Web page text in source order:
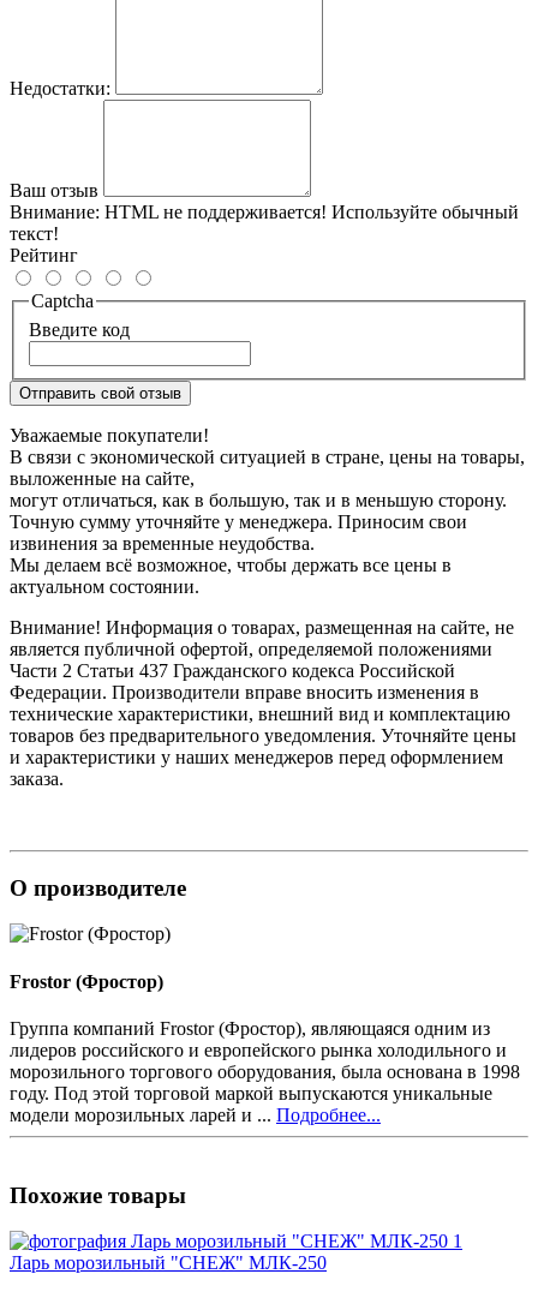
Недостатки:
Ваш отзыв
Внимание: HTML не поддерживается! Используйте обычный
текст!
Рейтинг
Captcha
Введите код
Отправить свой отзыв
Уважаемые покупатели!
В связи с экономической ситуацией в стране, цены на товары,
выложенные на сайте,
могут отличаться, как в большую, так и в меньшую сторону.
Точную сумму уточняйте у менеджера. Приносим свои
извинения за временные неудобства.
Мы делаем всё возможное, чтобы держать все цены в
актуальном состоянии.
Внимание! Информация о товарах, размещенная на сайте, не
является публичной офертой, определяемой положениями
Части 2 Статьи 437 Гражданского кодекса Российской
Федерации. Производители вправе вносить изменения в
технические характеристики, внешний вид и комплектацию
товаров без предварительного уведомления. Уточняйте цены
и характеристики у наших менеджеров перед оформлением
заказа.
О производителе
Frostor (Фростор)
Группа компаний Frostor (Фростор), являющаяся одним из
лидеров российского и европейского рынка холодильного и
морозильного торгового оборудования, была основана в 1998
году. Под этой торговой маркой выпускаются уникальные
модели морозильных ларей и ... Подробнее...
Похожие товары
Ларь морозильный "СНЕЖ" МЛК-250